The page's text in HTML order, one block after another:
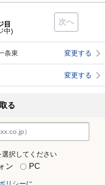
次へ
目
中)
条東 変更する
変更する
る
択してください
ン PC